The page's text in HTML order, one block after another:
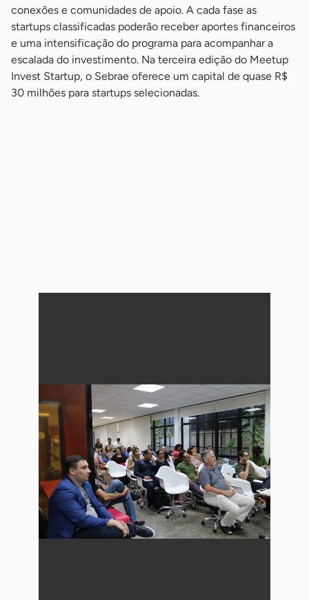
conexões e comunidades de apoio. A cada fase as
startups classificadas poderão receber aportes financeiros
e uma intensificação do programa para acompanhar a
escalada do investimento. Na terceira edição do Meetup
Invest Startup, o Sebrae oferece um capital de quase R$
30 milhões para startups selecionadas.